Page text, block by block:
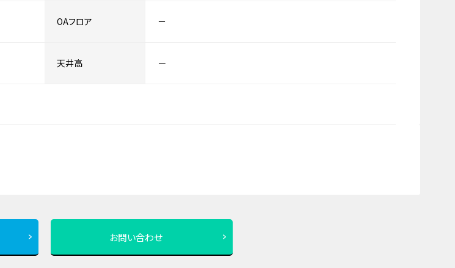
OAフロア －
天井高 －
お問い合わせ